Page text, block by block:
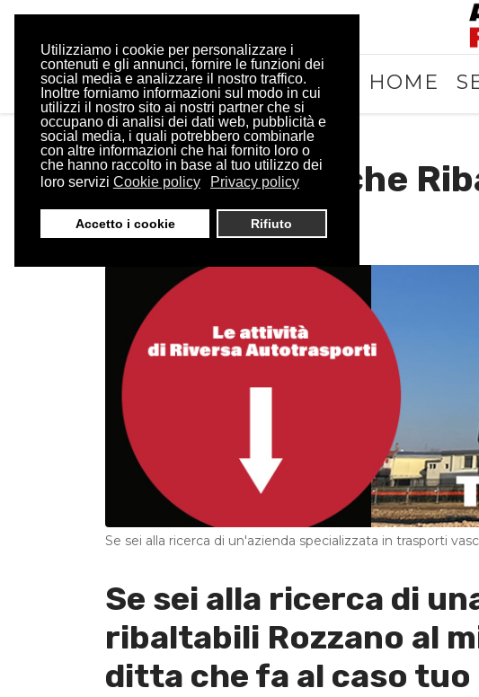
Utilizziamo i cookie per personalizzare i
contenuti e gli annunci, fornire le funzioni dei
social media e analizzare il nostro traffico.
Inoltre forniamo informazioni sul modo in cui
utilizzi il nostro sito ai nostri partner che si
occupano di analisi dei dati web, pubblicità e
social media, i quali potrebbero combinarle
con altre informazioni che hai fornito loro o
che hanno raccolto in base al tuo utilizzo dei
loro servizi Cookie policy Privacy policy
Accetto i cookie Rifiuto
HOME
Trasporti Vasche
Autotrasporti
Se sei alla ricerca di un'azienda specializzata in trasporti
Se sei alla ricerca di
ribaltabili Rozzano al
ditta che fa al caso tuo